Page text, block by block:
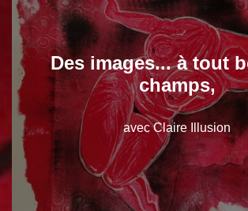
Des images... à tout
champs,
avec Claire Illusion